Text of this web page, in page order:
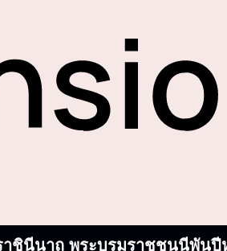
าชินีนาถ พระบรมราชชนนีพันปี